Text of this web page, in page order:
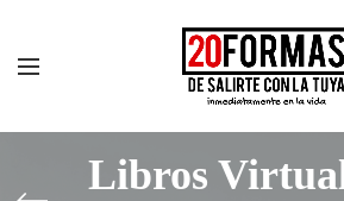
Libros